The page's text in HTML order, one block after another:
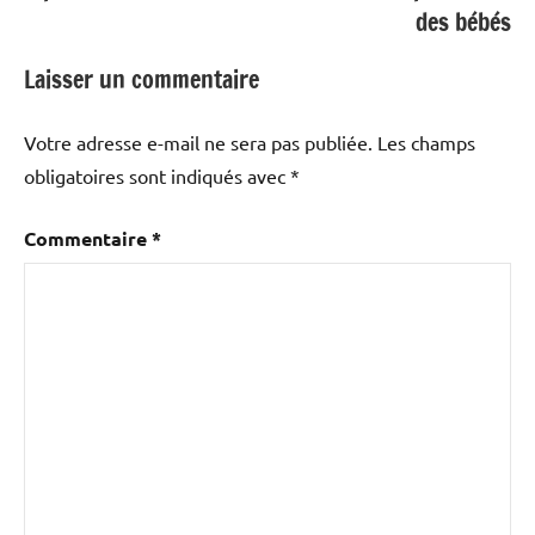
des bébés
Laisser un commentaire
Votre adresse e-mail ne sera pas publiée. Les champs
obligatoires sont indiqués avec *
Commentaire*